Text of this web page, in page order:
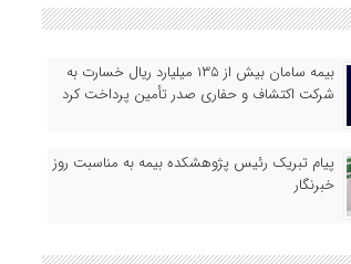
بیمه سامان بیش از ۱۳۵ میلیارد ریال خسارت به
شرکت اکتشاف و حفاری صدر تأمین پرداخت کرد
پیام تبریک رئیس پژوهشکده بیمه به مناسبت روز
خبرنگار